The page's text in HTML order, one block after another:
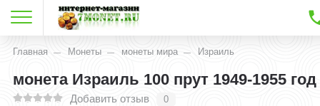
Главная Монеты монеты мира Израиль
монета Израиль 100 прут 1949-1955 год
Добавить отзыв 0